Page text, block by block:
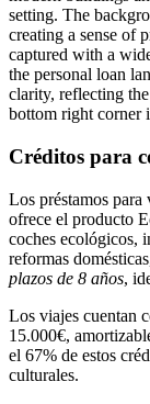
Créditos para
Los préstamos
ofrece el producto
coches ecológicos,
reformas
plazos de 8 años,
Los viajes cuentan
15.000€,
el 67% de estos
culturales.